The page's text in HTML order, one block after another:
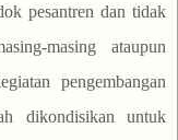
pesantren dan tidak
masing ataupun
pengembangan
dikondisikan untuk